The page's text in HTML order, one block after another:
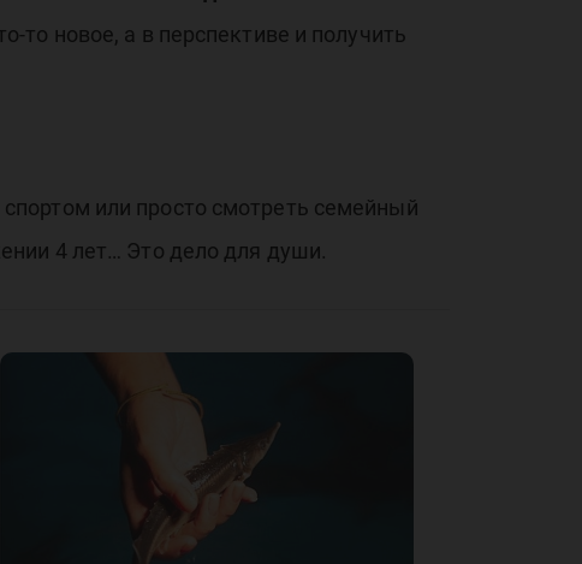
то новое, а в перспективе и получить
или просто смотреть семейный
4 лет… Это дело для души.